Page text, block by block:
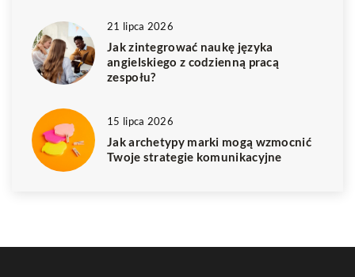
21 lipca 2026
Jak zintegrować naukę języka
angielskiego z codzienną pracą
zespołu?
15 lipca 2026
Jak archetypy marki mogą wzmocnić
Twoje strategie komunikacyjne